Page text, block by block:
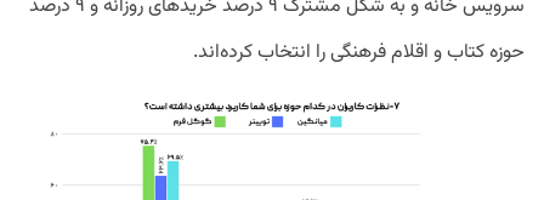
سرویس خانه و به شکل مشترک ۹ درصد خریدهای روزانه و ۹ درصد
حوزه کتاب و اقلام فرهنگی را انتخاب کرده‌اند.